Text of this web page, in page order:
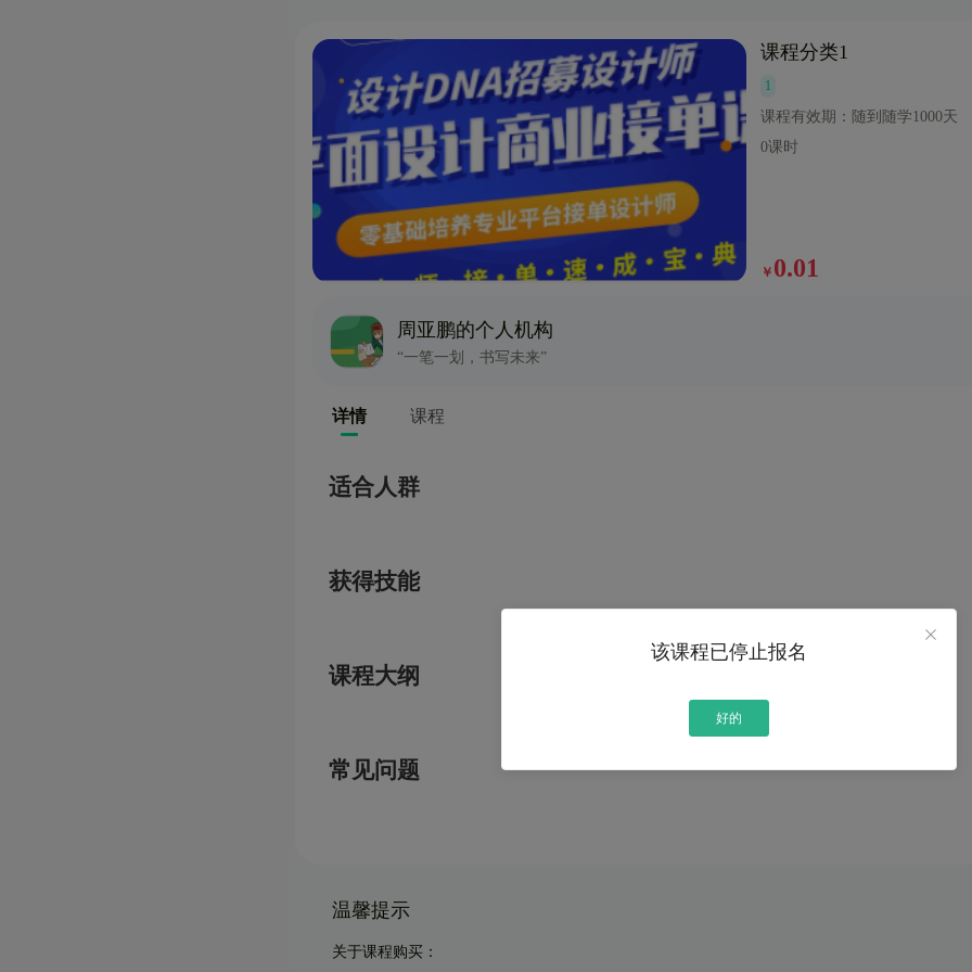
课程分类1
1
课程有效期： 随到随学1000天
0课时
￥ 0.01
周亚鹏的个人机构
“一笔一划，书写未来”
详情 课程
适合人群
获得技能
课程大纲
常见问题
温馨提示
关于课程购买：
该课程已停止报名
好的